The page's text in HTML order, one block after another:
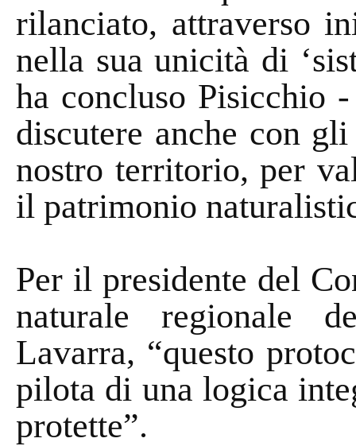
rilanciato, attraverso
nella sua unicità di
ha concluso Pisicchio
discutere anche con
nostro territorio, per
il patrimonio
Per il presidente del
naturale regionale
Lavarra, “questo
pilota di una logica
protette”.